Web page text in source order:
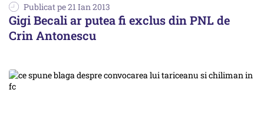
Publicat pe 21 Ian 2013
Gigi Becali ar putea fi exclus din PNL de
Crin Antonescu